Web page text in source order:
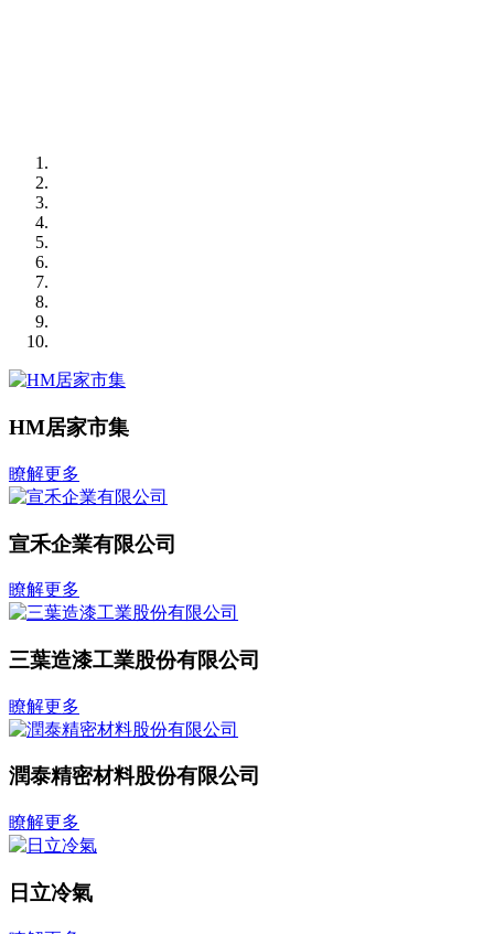
HM居家市集
瞭解更多
宣禾企業有限公司
瞭解更多
三葉造漆工業股份有限公司
瞭解更多
潤泰精密材料股份有限公司
瞭解更多
日立冷氣